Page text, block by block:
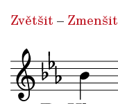
Zvětšit – Zmenšit